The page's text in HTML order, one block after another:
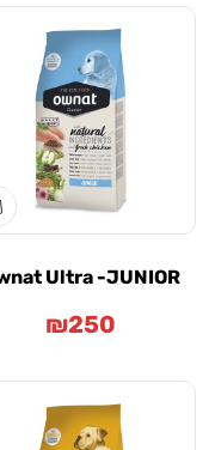
Ownat Ultra -JUNIOR
₪250